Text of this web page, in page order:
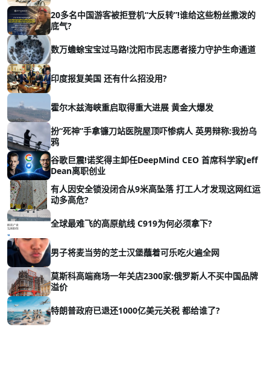
20多名中国游客被拒登机“大反转”!谁给这些粉丝撒泼的
底气?
数万蟾蜍宝宝过马路!沈阳市民志愿者接力守护生命通道
印度报复美国 还有什么招没用?
霍尔木兹海峡重启取得重大进展 黄金大爆发
扮“死神”手拿镰刀站医院屋顶吓惨病人 英男辩称:我扮乌
鸦
谷歌巨震!诺奖得主卸任DeepMind CEO 首席科学家Jeff
Dean离职创业
有人因安全锁没闭合从9米高坠落 打工人才发现这网红运
动多高危?
全球最难飞的高原航线 C919为何必须拿下?
男子将麦当劳的芝士汉堡蘸着可乐吃火遍全网
莫斯科高端商场一年关店2300家:俄罗斯人不买中国品牌
溢价
特朗普政府已退还1000亿美元关税 都给谁了?